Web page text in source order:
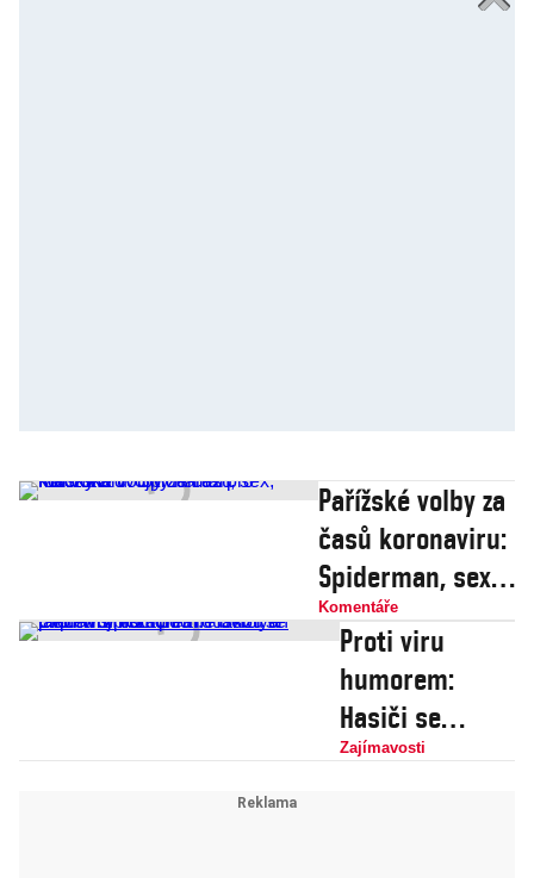
Pařížské volby za
časů koronaviru:
Spiderman, sex,
roušky a dvojitý
nářez pro
Macrona
Komentáře
Proti viru
humorem:
Hasiči se
připravují k
Zajímavosti